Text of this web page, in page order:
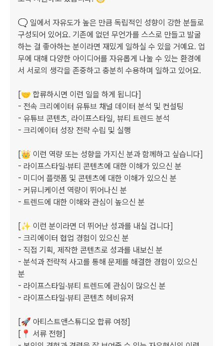
🗨️ 일에서 자유도가 높은 만큼 독립적인 성향이 강한 분들로
구성되어 있어요. 기존에 없던 무언가를 스스로 만들고 발굴
하는 걸 좋아하는 분이라면 재밌게 일하실 수 있을 거예요. 업
무에 대해 다양한 아이디어를 자유롭게 나눌 수 있는 환경에
서 서로의 생각을 존중하고 충분히 수용하며 일하고 있어요.
[🤝 합류하시면 이런 일을 하게 됩니다]
- 전속 크리에이터 유튜브 채널 데이터 분석 및 컨설팅
- 유튜브 콘텐츠, 라이프스타일, 뷰티 트렌드 분석
- 크리에이터 성장 전략 수립 및 실행
[👑 이런 역량 또는 성향을 가지신 분과 함께하고 싶습니다]
- 라이프스타일·뷰티 콘텐츠에 대한 이해가 있으신 분
- 미디어 플랫폼 및 콘텐츠에 대한 이해가 있으신 분
- 커뮤니케이션 역량이 뛰어나신 분
- 트렌드에 대한 이해와 관심이 높으신 분
[✨ 이런 분이라면 더 뛰어난 성과를 내실 겁니다]
- 크리에이터 협업 경험이 있으신 분
- 직접 기획, 제작한 콘텐츠로 성과를 내보신 분
- 분석과 전략적 사고를 통해 문제를 해결한 경험이 있으신
분
- 라이프스타일·뷰티 트렌드에 관심이 많으신 분
- 라이프스타일·뷰티 콘텐츠 헤비유저
[🚀 아티스트앤스튜디오 합류 여정]
[📍 서류 전형]